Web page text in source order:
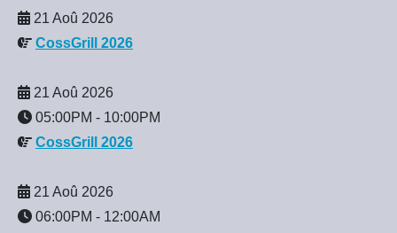
21 Aoû 2026
CossGrill 2026
21 Aoû 2026
05:00PM - 10:00PM
CossGrill 2026
21 Aoû 2026
06:00PM - 12:00AM